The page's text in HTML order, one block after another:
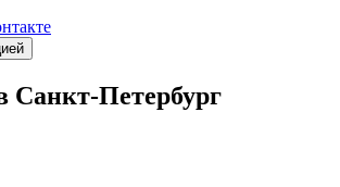
Санкт-Петербург